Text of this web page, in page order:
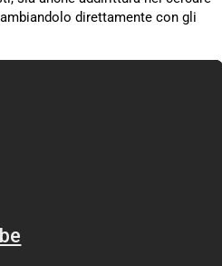
direttamente con gli